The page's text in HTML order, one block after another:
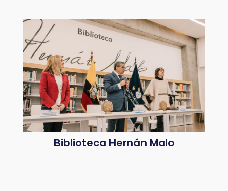
Biblioteca Hernán Malo